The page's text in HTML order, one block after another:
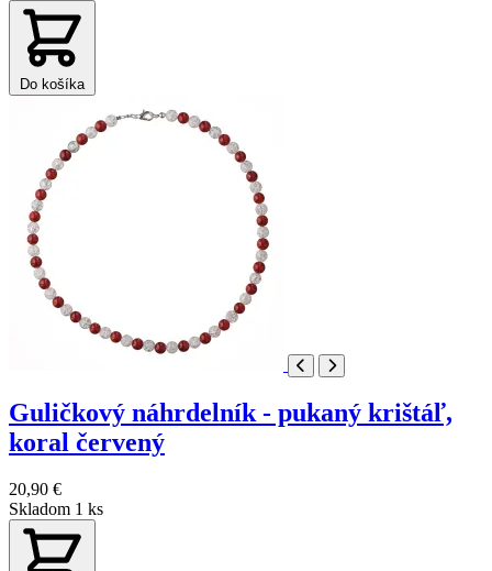
Do košíka
Guličkový náhrdelník - pukaný krištáľ,
koral červený
20,90 €
Skladom 1 ks